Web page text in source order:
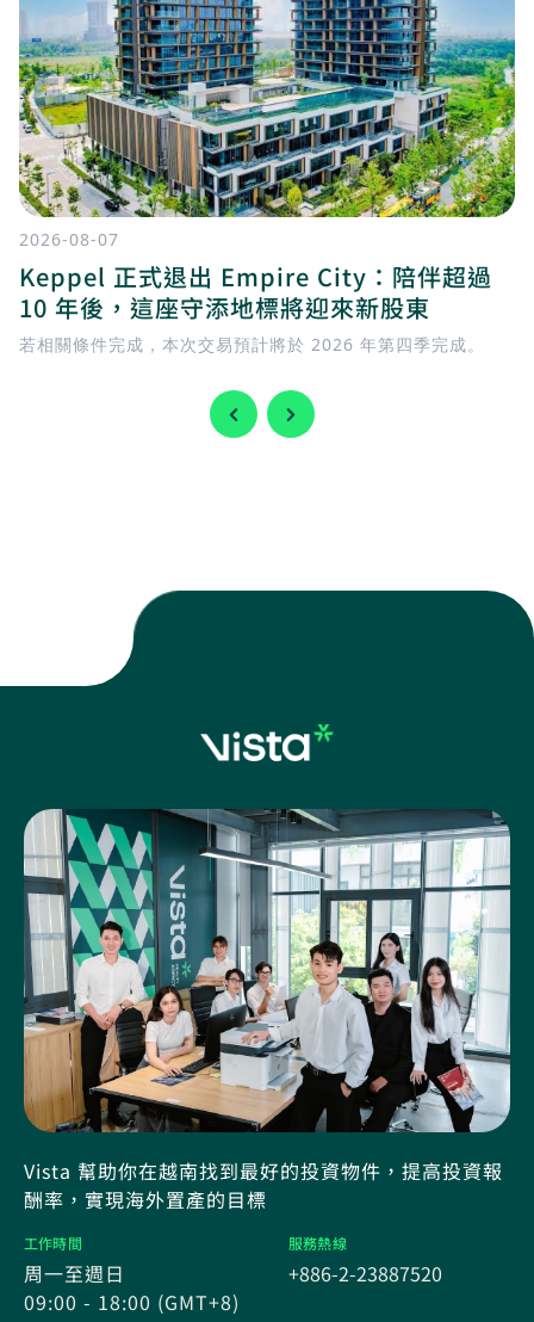
2026-08-07
Keppel 正式退出 Empire City：陪伴超過
10 年後，這座守添地標將迎來新股東
若相關條件完成，本次交易預計將於 2026 年第四季完成。
Vista 幫助你在越南找到最好的投資物件，提高投資報
酬率，實現海外置產的目標
工作時間
周一至週日
09:00 - 18:00 (GMT+8)
服務熱線
+886-2-23887520